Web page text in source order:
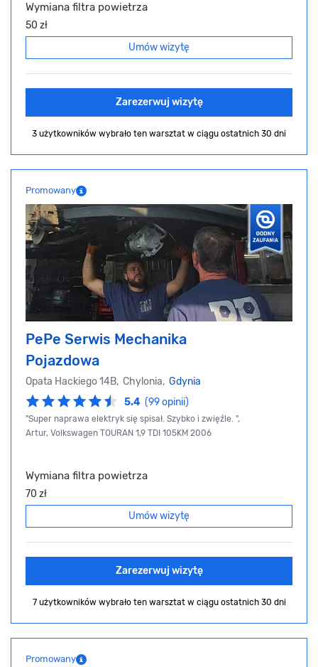
Wymiana filtra powietrza
50 zł
Umów wizytę
Zarezerwuj wizytę
3 użytkowników wybrało ten warsztat w ciągu ostatnich 30 dni
Promowany
PePe Serwis Mechanika
Pojazdowa
Opata Hackiego 14B, Chylonia, Gdynia
5.4 (99 opinii)
"Super naprawa elektryk się spisał. Szybko i zwięźle. ",
Artur, Volkswagen TOURAN 1,9 TDI 105KM 2006
Wymiana filtra powietrza
70 zł
Umów wizytę
Zarezerwuj wizytę
7 użytkowników wybrało ten warsztat w ciągu ostatnich 30 dni
Promowany